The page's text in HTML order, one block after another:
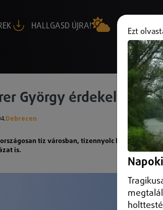
HALLGASD ÚJRA!
György
Debrecen
tíz városban, tizennyolc helyszínen
is.
Ezt